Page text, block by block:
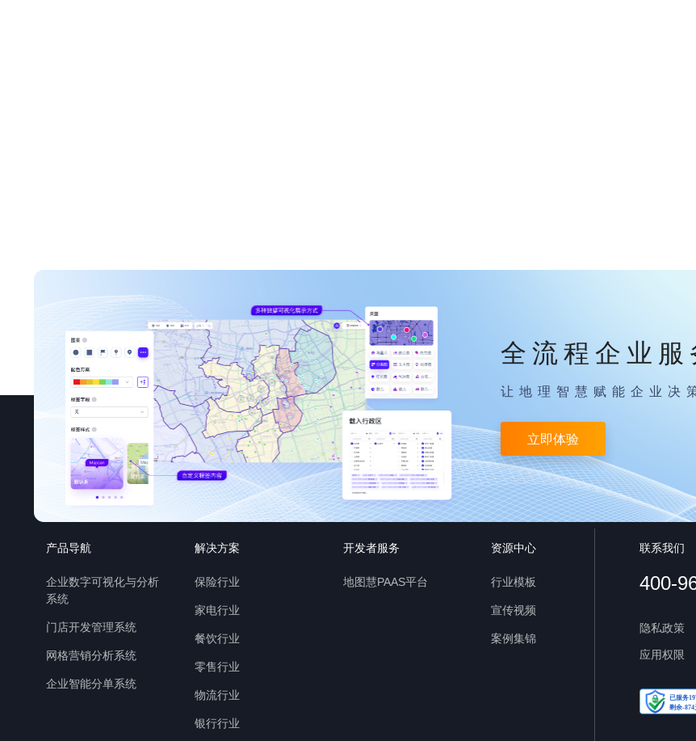
全流程企业
让地理智慧赋能企业决
立即体验
产品导航
企业数字可视化与分析
系统
门店开发管理系统
网格营销分析系统
企业智能分单系统
解决方案
保险行业
家电行业
餐饮行业
零售行业
物流行业
银行行业
开发者服务
地图慧PAAS平台
资源中心
行业模板
宣传视频
案例集锦
联系我们
400-
隐私政策
应用权限